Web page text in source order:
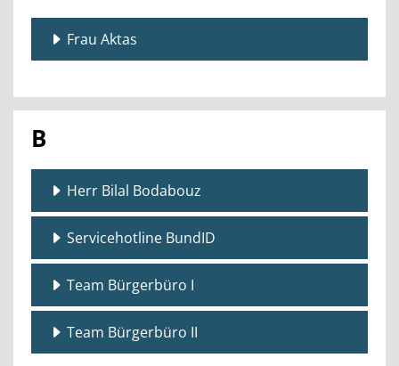
Frau Aktas
B
Herr Bilal Bodabouz
Servicehotline BundID
Team Bürgerbüro I
Team Bürgerbüro II